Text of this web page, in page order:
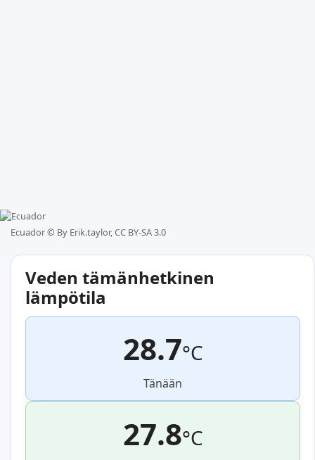
Ecuador © By Erik.taylor, CC BY-SA 3.0
Veden tämänhetkinen
lämpötila
28.7°C
Tänään
27.8°C